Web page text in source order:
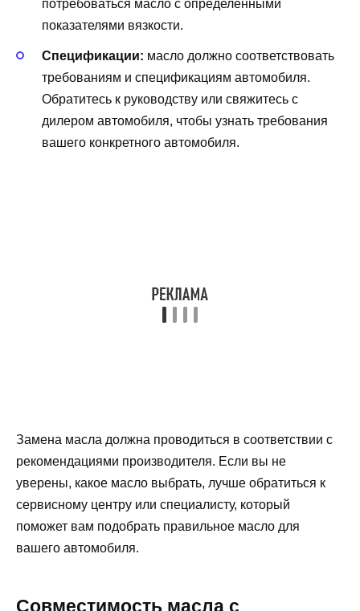
потребоваться масло с определенными
показателями вязкости.
Спецификации: масло должно соответствовать
требованиям и спецификациям автомобиля.
Обратитесь к руководству или свяжитесь с
дилером автомобиля, чтобы узнать требования
вашего конкретного автомобиля.
Замена масла должна проводиться в соответствии с
рекомендациями производителя. Если вы не
уверены, какое масло выбрать, лучше обратиться к
сервисному центру или специалисту, который
поможет вам подобрать правильное масло для
вашего автомобиля.
Совместимость масла с